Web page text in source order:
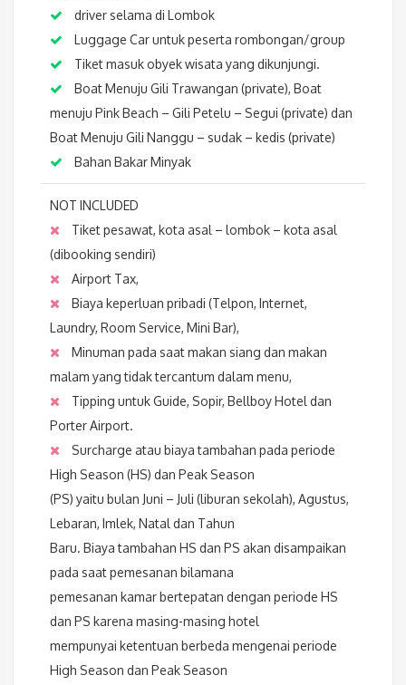
driver selama di Lombok
Luggage Car untuk peserta rombongan/group
Tiket masuk obyek wisata yang dikunjungi.
Boat Menuju Gili Trawangan (private), Boat
menuju Pink Beach – Gili Petelu – Segui (private) dan
Boat Menuju Gili Nanggu – sudak – kedis (private)
Bahan Bakar Minyak
NOT INCLUDED
Tiket pesawat, kota asal – lombok – kota asal
(dibooking sendiri)
Airport Tax,
Biaya keperluan pribadi (Telpon, Internet,
Laundry, Room Service, Mini Bar),
Minuman pada saat makan siang dan makan
malam yang tidak tercantum dalam menu,
Tipping untuk Guide, Sopir, Bellboy Hotel dan
Porter Airport.
Surcharge atau biaya tambahan pada periode
High Season (HS) dan Peak Season
(PS) yaitu bulan Juni – Juli (liburan sekolah), Agustus,
Lebaran, Imlek, Natal dan Tahun
Baru. Biaya tambahan HS dan PS akan disampaikan
pada saat pemesanan bilamana
pemesanan kamar bertepatan dengan periode HS
dan PS karena masing-masing hotel
mempunyai ketentuan berbeda mengenai periode
High Season dan Peak Season